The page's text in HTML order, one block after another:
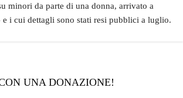
minori da parte di una donna, arrivato a
e i cui dettagli sono stati resi pubblici a luglio.
UNA DONAZIONE!